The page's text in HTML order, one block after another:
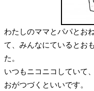
わたしのママとパパとお
て、みんなにているとお
た。
いつもニコニコしていて
おがつづくといいです。